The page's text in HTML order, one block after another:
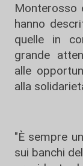
Monterosso
hanno
quelle in
grande
alle
alla
"È sempre
sui banchi